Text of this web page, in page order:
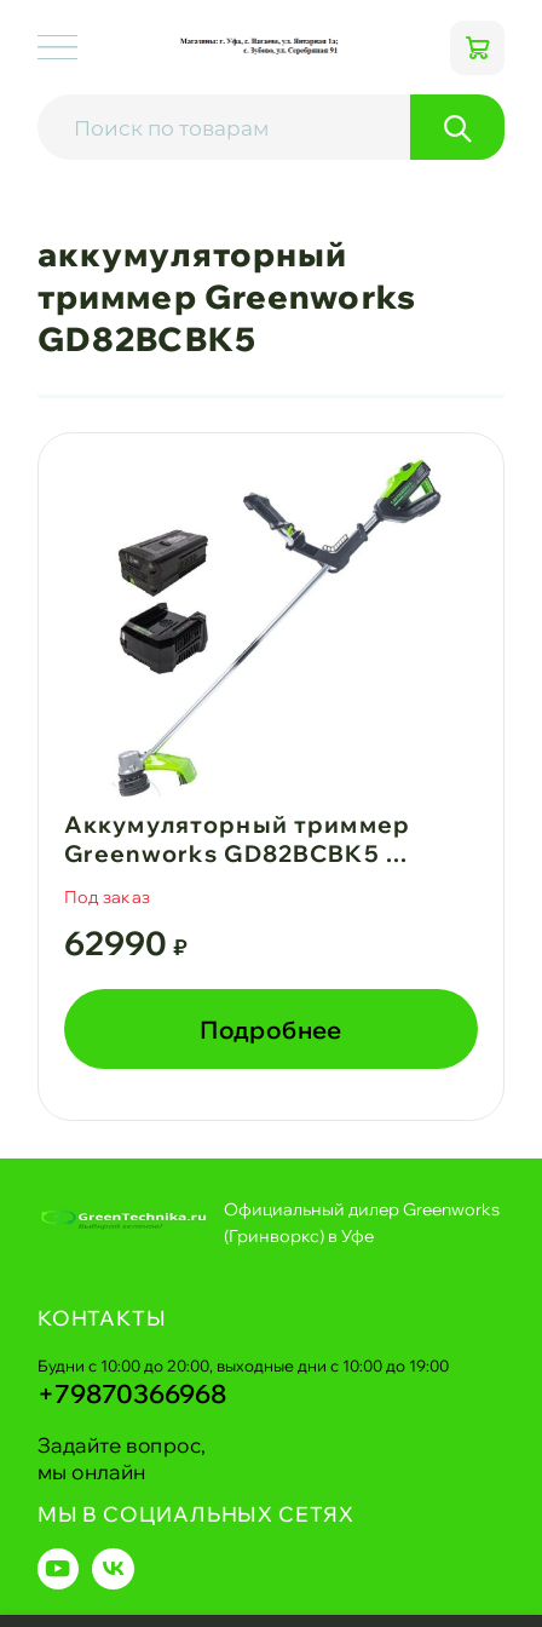
аккумуляторный
триммер Greenworks
GD82BCBK5
Аккумуляторный триммер
Greenworks GD82BCBK5 ...
Под заказ
62990 ₽
Подробнее
Официальный дилер Greenworks
(Гринворкс) в Уфе
КОНТАКТЫ
Будни с 10:00 до 20:00, выходные дни с 10:00 до 19:00
+79870366968
Задайте вопрос,
мы онлайн
МЫ В СОЦИАЛЬНЫХ СЕТЯХ